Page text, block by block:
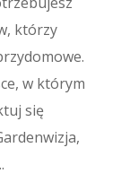
którzy
w którym
się